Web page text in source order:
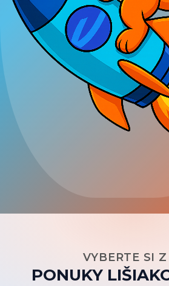
VYBERTE SI Z
PONUKY